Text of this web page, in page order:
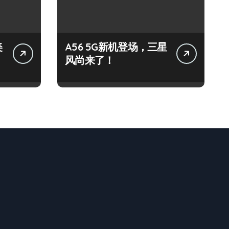
A56 5G新机登场，三星
风尚来了！